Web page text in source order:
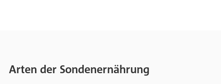
Arten der Sondenernährung